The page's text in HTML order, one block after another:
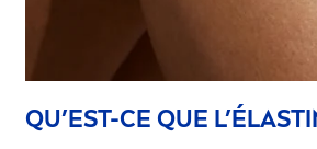
QU’EST-CE QUE